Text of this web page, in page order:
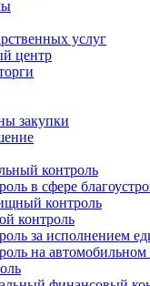
услуг
центр
закупки
контроль
в сфере
контроль
контроль
за исполнением
на автомобильном